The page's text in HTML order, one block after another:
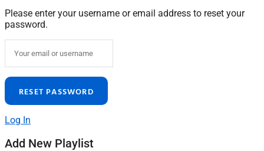
Please enter your username or email address to reset your
password.
Log In
Add New Playlist